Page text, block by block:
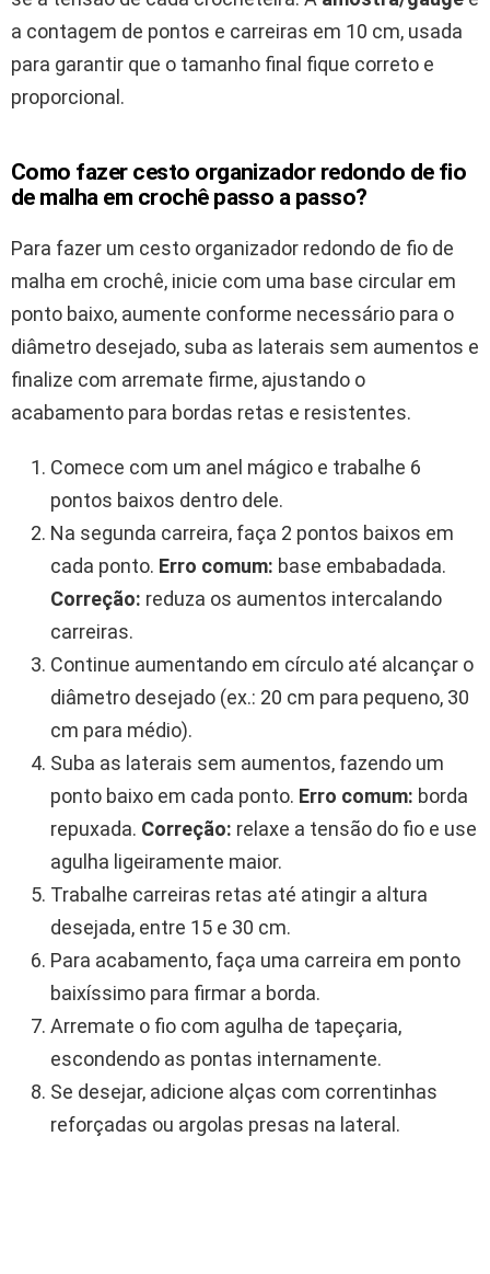
a contagem de pontos e carreiras em 10 cm, usada
para garantir que o tamanho final fique correto e
proporcional.
Como fazer cesto organizador redondo de fio
de malha em crochê passo a passo?
Para fazer um cesto organizador redondo de fio de
malha em crochê, inicie com uma base circular em
ponto baixo, aumente conforme necessário para o
diâmetro desejado, suba as laterais sem aumentos e
finalize com arremate firme, ajustando o
acabamento para bordas retas e resistentes.
Comece com um anel mágico e trabalhe 6
pontos baixos dentro dele.
Na segunda carreira, faça 2 pontos baixos em
cada ponto. Erro comum: base embabadada.
Correção: reduza os aumentos intercalando
carreiras.
Continue aumentando em círculo até alcançar o
diâmetro desejado (ex.: 20 cm para pequeno, 30
cm para médio).
Suba as laterais sem aumentos, fazendo um
ponto baixo em cada ponto. Erro comum: borda
repuxada. Correção: relaxe a tensão do fio e use
agulha ligeiramente maior.
Trabalhe carreiras retas até atingir a altura
desejada, entre 15 e 30 cm.
Para acabamento, faça uma carreira em ponto
baixíssimo para firmar a borda.
Arremate o fio com agulha de tapeçaria,
escondendo as pontas internamente.
Se desejar, adicione alças com correntinhas
reforçadas ou argolas presas na lateral.